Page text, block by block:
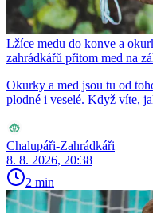
Lžíce medu do konve a
zahrádkářů přitom med na
Okurky a med jsou tu od
plodné i veselé. Když víte,
Chalupáři-Zahrádkáři
8. 8. 2026, 20:38
2 min